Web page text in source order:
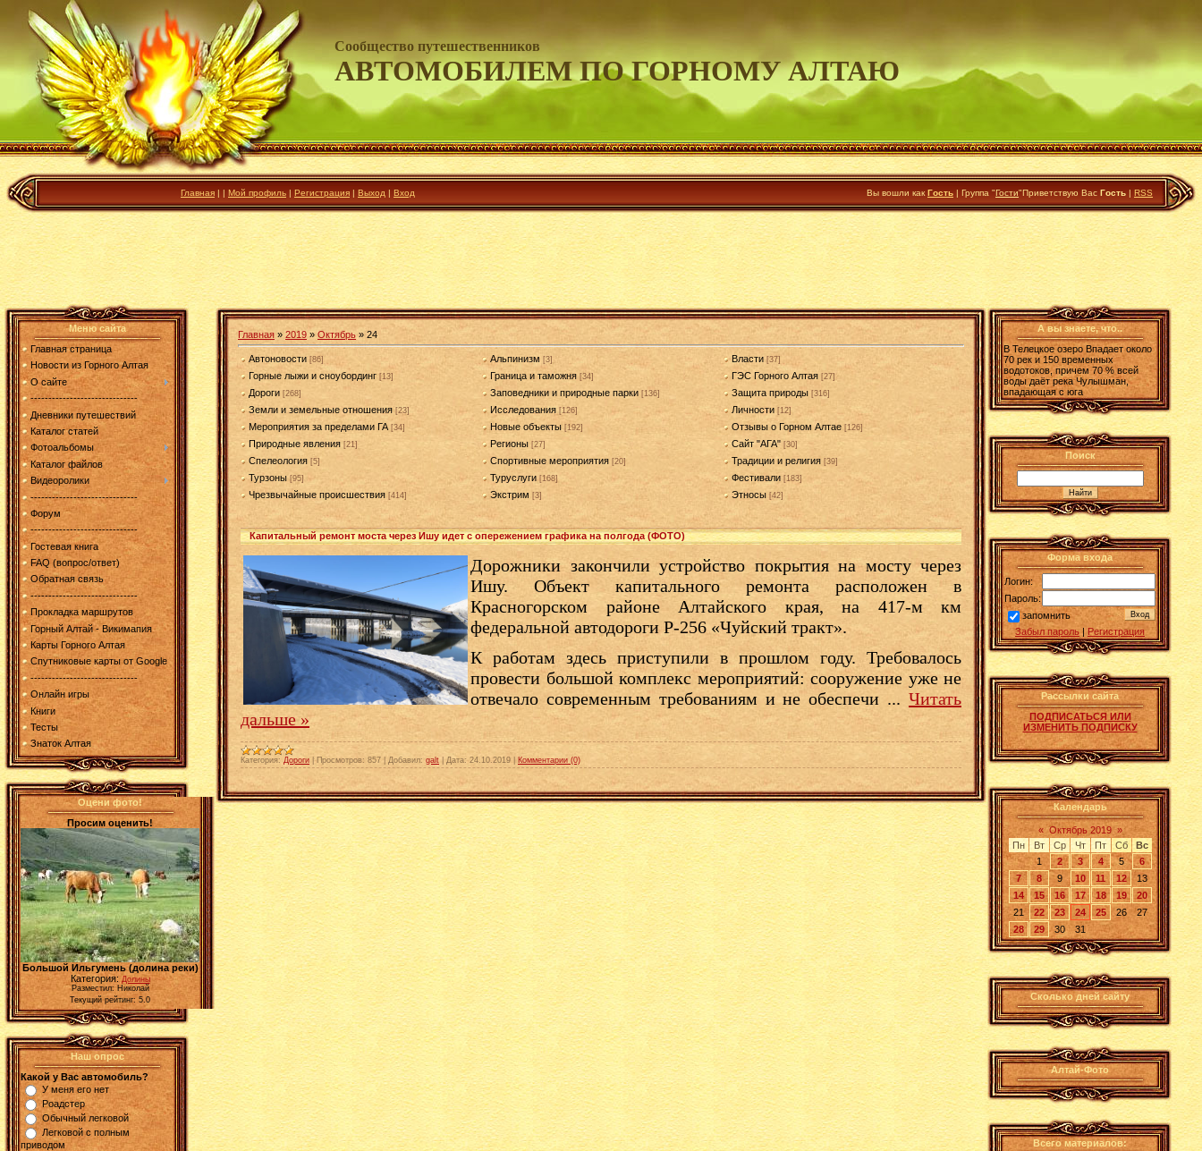
Сообщество путешественников
АВТОМОБИЛЕМ ПО ГОРНОМУ АЛТАЮ
Главная | | Мой профиль | Регистрация | Выход | Вход Вы вошли как Гость | Группа "Гости"Приветствую Вас Гость | RSS
Меню сайта
Главная страница
Новости из Горного Алтая
О сайте
------------------------------
Дневники путешествий
Каталог статей
Фотоальбомы
Каталог файлов
Видеоролики
------------------------------
Форум
------------------------------
Гостевая книга
FAQ (вопрос/ответ)
Обратная связь
------------------------------
Прокладка маршрутов
Горный Алтай - Викимапия
Карты Горного Алтая
Спутниковые карты от Google
------------------------------
Онлайн игры
Книги
Тесты
Знаток Алтая
Оцени фото!
Просим оценить!
Большой Ильгумень (долина реки)
Категория:Долины
Разместил: Николай
Текущий рейтинг: 5.0
Наш опрос
Какой у Вас автомобиль?
У меня его нет
Роадстер
Обычный легковой
Легковой с полным
приводом
Главная » 2019 » Октябрь » 24
Автоновости [86] Альпинизм [3] Власти [37]
Горные лыжи и сноубординг [13] Граница и таможня [34] ГЭС Горного Алтая [27]
Дороги [268] Заповедники и природные парки [136] Защита природы [316]
Земли и земельные отношения [23] Исследования [126] Личности [12]
Мероприятия за пределами ГА [34] Новые объекты [192] Отзывы о Горном Алтае [126]
Природные явления [21] Регионы [27] Сайт "АГА" [30]
Спелеология [5] Спортивные мероприятия [20] Традиции и религия [39]
Турзоны [95] Туруслуги [168] Фестивали [183]
Чрезвычайные происшествия [414] Экстрим [3] Этносы [42]
Капитальный ремонт моста через Ишу идет с опережением графика на полгода (ФОТО)
Дорожники закончили устройство покрытия на мосту через
Ишу. Объект капитального ремонта расположен в
Красногорском районе Алтайского края, на 417-м км
федеральной автодороги Р-256 «Чуйский тракт».
К работам здесь приступили в прошлом году. Требовалось
провести большой комплекс мероприятий: сооружение уже не
отвечало современным требованиям и не обеспечи ...Читать
дальше »
Категория: Дороги Просмотров: 857 Добавил: galt Дата: 24.10.2019 Комментарии (0)
А вы знаете, что..
В Телецкое озеро Впадает около
70 рек и 150 временных
водотоков, причем 70 % всей
воды даёт река Чулышман,
впадающая с юга
Поиск
Форма входа
Логин:
Пароль:
запомнить
Забыл пароль | Регистрация
Рассылки сайта
ПОДПИСАТЬСЯ ИЛИ
ИЗМЕНИТЬ ПОДПИСКУ
Календарь
« Октябрь 2019 »
Пн
Вт Ср Чт Пт Сб
Вс
1
2 3 4 5
6
7
8 9 10 11 12
13
14
15 16 17 18 19
20
21
22 23 24 25 26
27
28
29 30 31
Сколько дней сайту
Алтай-Фото
Всего материалов: